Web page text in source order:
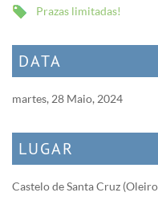
Prazas limitadas!
DATA
martes, 28 Maio, 2024
LUGAR
Castelo de Santa Cruz